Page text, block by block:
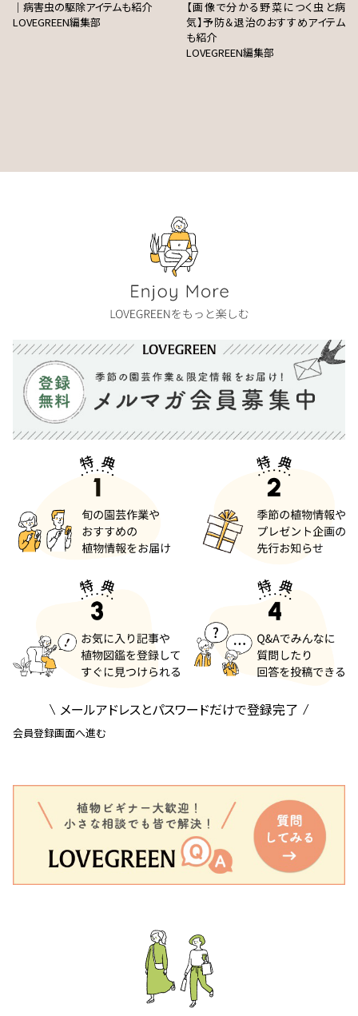
｜病害虫の駆除アイテムも紹介
LOVEGREEN編集部
【画像で分かる野菜につく虫と病
気】予防＆退治のおすすめアイテム
も紹介
LOVEGREEN編集部
メールアドレスとパスワードだけで登録完了
会員登録画面へ進む